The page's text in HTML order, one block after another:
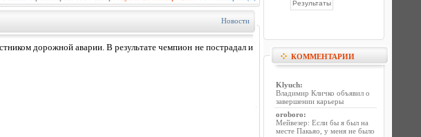
Новости
дорожной аварии. В результате чемпион не пострадал и
КОММЕНТАРИИ
Klyuch:
Владимир Кличко объявил о
завершении карьеры
oroboro:
Мейвезер: Если бы я был на
месте Пакьяо, у меня не было